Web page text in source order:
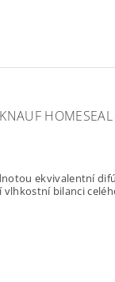
HOMESEAL
ekvivalentní